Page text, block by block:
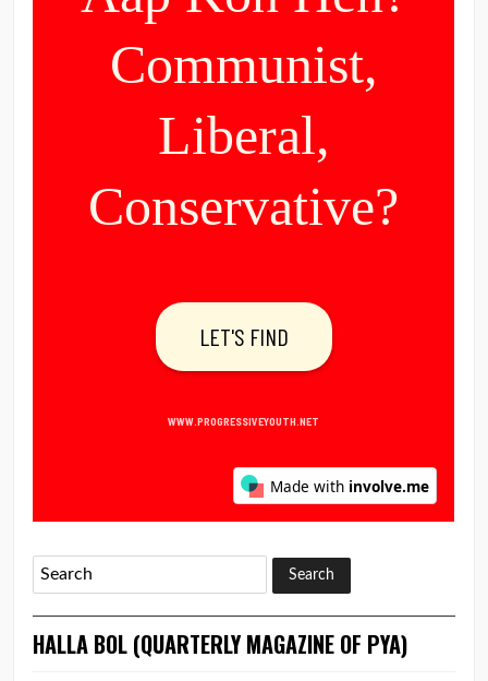
HALLA BOL (QUARTERLY MAGAZINE OF PYA)